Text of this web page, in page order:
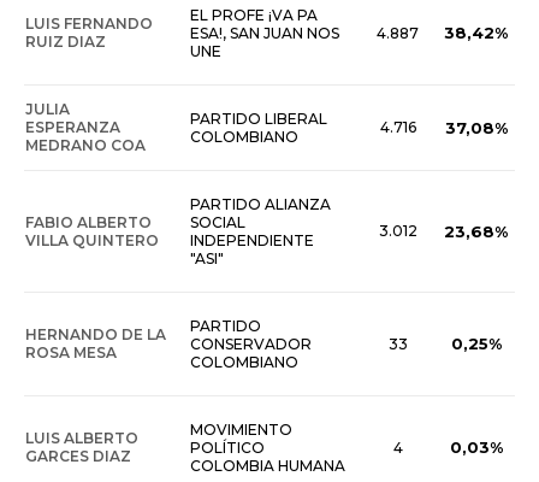
LUIS FERNANDO
RUIZ DIAZ
EL PROFE ¡VA PA
ESA!, SAN JUAN NOS
UNE
4.887 38,42%
JULIA
ESPERANZA
MEDRANO COA
PARTIDO LIBERAL
COLOMBIANO
4.716 37,08%
FABIO ALBERTO
VILLA QUINTERO
PARTIDO ALIANZA
SOCIAL
INDEPENDIENTE
"ASI"
3.012 23,68%
HERNANDO DE LA
ROSA MESA
PARTIDO
CONSERVADOR
COLOMBIANO
33 0,25%
LUIS ALBERTO
GARCES DIAZ
MOVIMIENTO
POLÍTICO
COLOMBIA HUMANA
4 0,03%